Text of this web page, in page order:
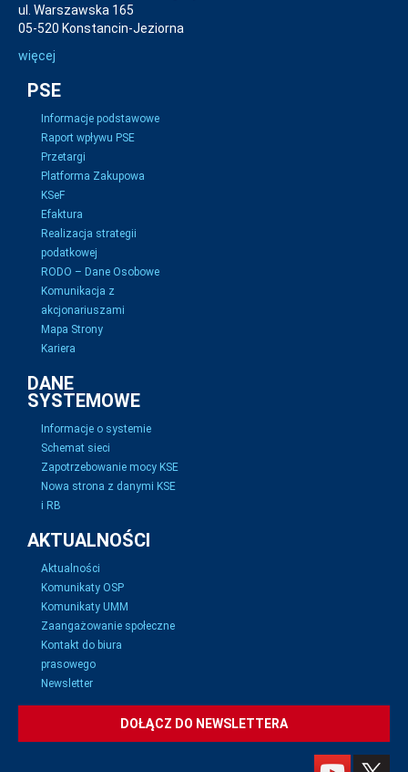
ul. Warszawska 165
05-520 Konstancin-Jeziorna
więcej
PSE
Informacje podstawowe
Raport wpływu PSE
Przetargi
Platforma Zakupowa
KSeF
Efaktura
Realizacja strategii
podatkowej
RODO – Dane Osobowe
Komunikacja z
akcjonariuszami
Mapa Strony
Kariera
DANE
SYSTEMOWE
Informacje o systemie
Schemat sieci
Zapotrzebowanie mocy KSE
Nowa strona z danymi KSE
i RB
AKTUALNOŚCI
Aktualności
Komunikaty OSP
Komunikaty UMM
Zaangażowanie społeczne
Kontakt do biura
prasowego
Newsletter
DOŁĄCZ DO NEWSLETTERA